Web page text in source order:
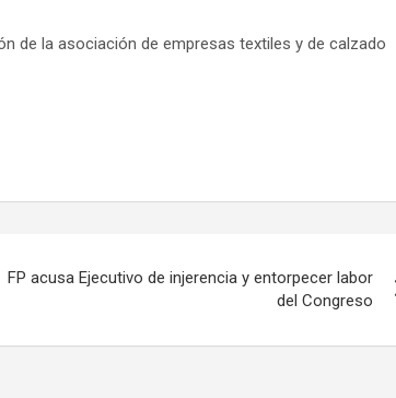
de la asociación de empresas textiles y de calzado
FP acusa Ejecutivo de injerencia y entorpecer labor
del Congreso